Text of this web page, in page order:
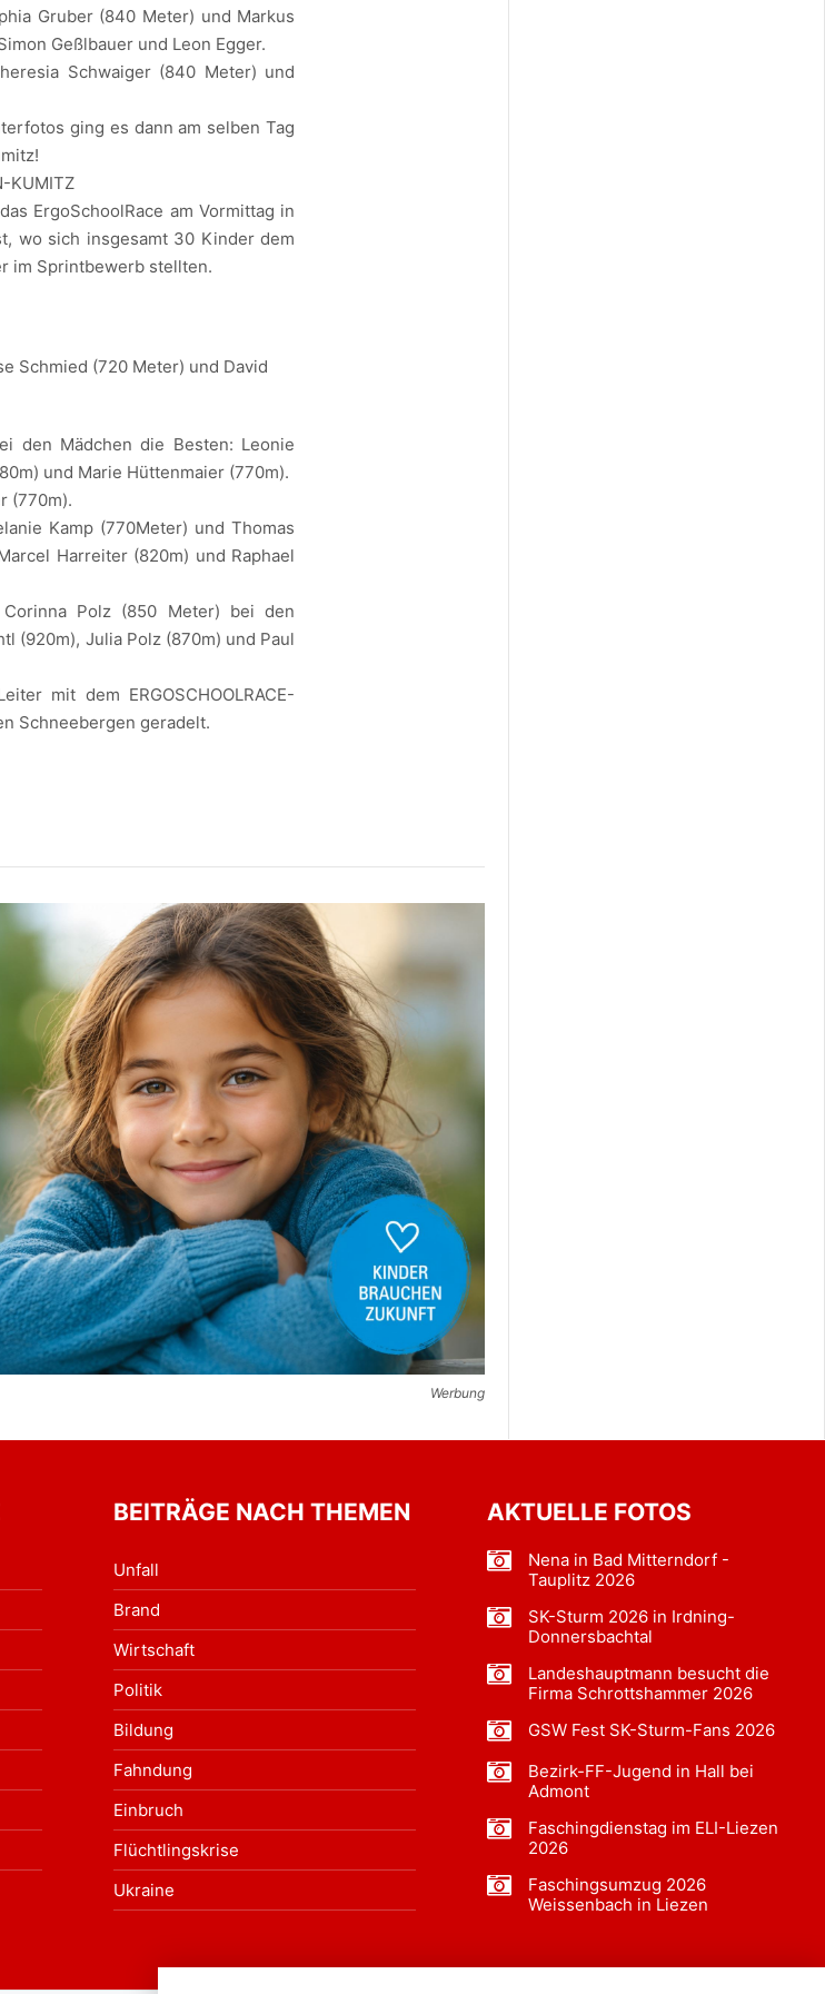
Gruber (840 Meter) und Markus
Geßlbauer und Leon Egger.
Schwaiger (840 Meter) und
ging es dann am selben Tag
KUMITZ
ErgoSchoolRace am Vormittag in
wo sich insgesamt 30 Kinder dem
im Sprintbewerb stellten.
Schmied (720 Meter) und David
den Mädchen die Besten: Leonie
und Marie Hüttenmaier (770m).
(770m).
Kamp (770Meter) und Thomas
Harreiter (820m) und Raphael
Polz (850 Meter) bei den
(920m), Julia Polz (870m) und Paul
mit dem ERGOSCHOOLRACE-
Schneebergen geradelt.
Werbung
BEITRÄGE NACH THEMEN
Unfall
Brand
Wirtschaft
Politik
Bildung
Fahndung
Einbruch
Flüchtlingskrise
Ukraine
AKTUELLE FOTOS
Nena in Bad Mitterndorf -
Tauplitz 2026
SK-Sturm 2026 in Irdning-
Donnersbachtal
Landeshauptmann besucht die
Firma Schrottshammer 2026
GSW Fest SK-Sturm-Fans 2026
Bezirk-FF-Jugend in Hall bei
Admont
Faschingdienstag im ELI-Liezen
2026
Faschingsumzug 2026
Weissenbach in Liezen